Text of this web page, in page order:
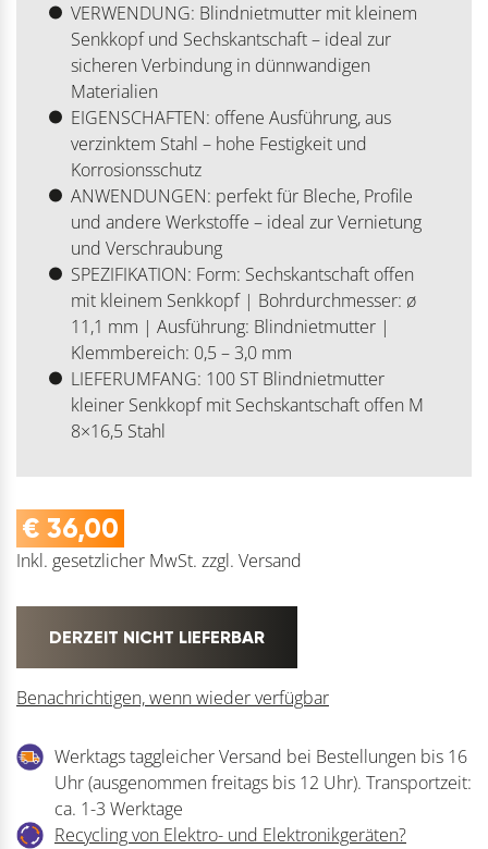
VERWENDUNG: Blindnietmutter mit kleinem
Senkkopf und Sechskantschaft – ideal zur
sicheren Verbindung in dünnwandigen
Materialien
EIGENSCHAFTEN: offene Ausführung, aus
verzinktem Stahl – hohe Festigkeit und
Korrosionsschutz
ANWENDUNGEN: perfekt für Bleche, Profile
und andere Werkstoffe – ideal zur Vernietung
und Verschraubung
SPEZIFIKATION: Form: Sechskantschaft offen
mit kleinem Senkkopf | Bohrdurchmesser: ø
11,1 mm | Ausführung: Blindnietmutter |
Klemmbereich: 0,5 – 3,0 mm
LIEFERUMFANG: 100 ST Blindnietmutter
kleiner Senkkopf mit Sechskantschaft offen M
8×16,5 Stahl
€ 36,00
Inkl. gesetzlicher MwSt. zzgl. Versand
DERZEIT NICHT LIEFERBAR
Benachrichtigen, wenn wieder verfügbar
Werktags taggleicher Versand bei Bestellungen bis 16
Uhr (ausgenommen freitags bis 12 Uhr). Transportzeit:
ca. 1-3 Werktage
Recycling von Elektro- und Elektronikgeräten?